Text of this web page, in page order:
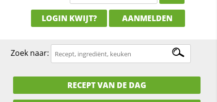
LOGIN KWIJT? AANMELDEN
Zoek naar:
RECEPT VAN DE DAG